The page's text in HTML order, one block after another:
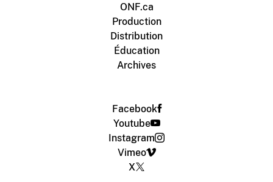
ONF.ca
Production
Distribution
Éducation
Archives
Facebook
Youtube
Instagram
Vimeo
X